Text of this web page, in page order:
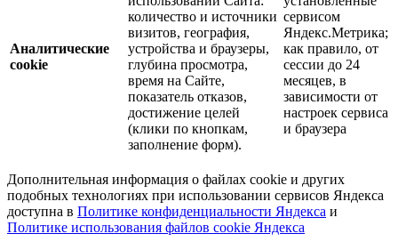
Аналитические
cookie
количество и источники
визитов, география,
устройства и браузеры,
глубина просмотра,
время на Сайте,
показатель отказов,
достижение целей
(клики по кнопкам,
заполнение форм).
сервисом
Яндекс.Метрика;
как правило, от
сессии до 24
месяцев, в
зависимости от
настроек сервиса
и браузера
Дополнительная информация о файлах cookie и других
подобных технологиях при использовании сервисов Яндекса
доступна в Политике конфиденциальности Яндекса и
Политике использования файлов cookie Яндекса